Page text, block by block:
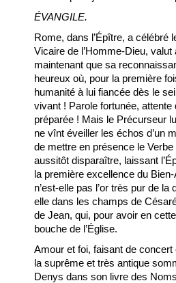
ÉVANGILE.
Rome, dans l’Épître, a célébré
Vicaire de l’Homme-Dieu,
maintenant que sa
heureux où, pour la première
humanité à lui fiancée dès le
vivant ! Parole fortunée,
préparée ! Mais le Précurseur
ne vînt éveiller les échos d’un
de mettre en présence le
aussitôt disparaître, laissant
la première excellence du
n’est-elle pas l’or très pur de
elle dans les champs de
de Jean, qui, pour avoir en
bouche de l’Église.
Amour et foi, faisant de
la suprême et très antique
Denys dans son livre des